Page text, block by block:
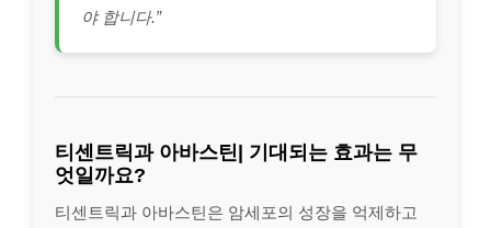
야 합니다.”
티센트릭과 아바스틴| 기대되는 효과는 무
엇일까요?
티센트릭과 아바스틴은 암세포의 성장을 억제하고